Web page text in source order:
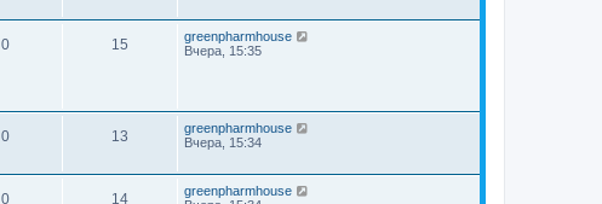
0 15
greenpharmhouse
Вчера, 15:35
0 13
greenpharmhouse
Вчера, 15:34
0 14
greenpharmhouse